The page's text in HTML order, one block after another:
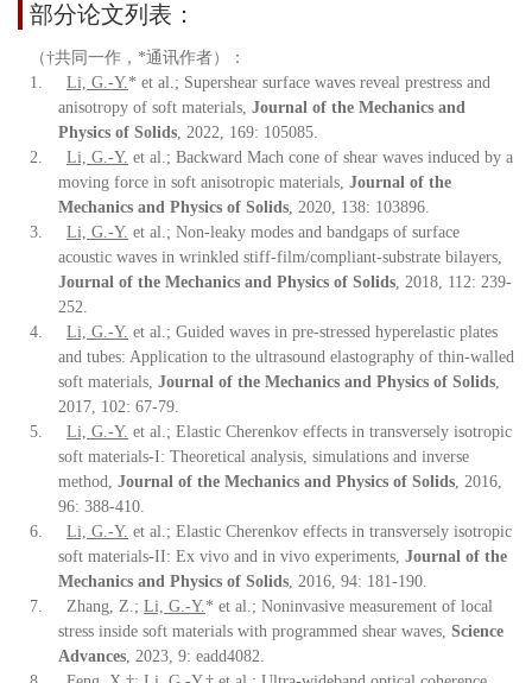
部分论文列表：
（†共同一作，*通讯作者）：
1. Li, G.-Y.* et al.; Supershear surface waves reveal prestress and
anisotropy of soft materials, Journal of the Mechanics and
Physics of Solids, 2022, 169: 105085.
2. Li, G.-Y. et al.; Backward Mach cone of shear waves induced by a
moving force in soft anisotropic materials, Journal of the
Mechanics and Physics of Solids, 2020, 138: 103896.
3. Li, G.-Y. et al.; Non-leaky modes and bandgaps of surface
acoustic waves in wrinkled stiff-film/compliant-substrate bilayers,
Journal of the Mechanics and Physics of Solids, 2018, 112: 239-
252.
4. Li, G.-Y. et al.; Guided waves in pre-stressed hyperelastic plates
and tubes: Application to the ultrasound elastography of thin-walled
soft materials, Journal of the Mechanics and Physics of Solids,
2017, 102: 67-79.
5. Li, G.-Y. et al.; Elastic Cherenkov effects in transversely isotropic
soft materials-I: Theoretical analysis, simulations and inverse
method, Journal of the Mechanics and Physics of Solids, 2016,
96: 388-410.
6. Li, G.-Y. et al.; Elastic Cherenkov effects in transversely isotropic
soft materials-II: Ex vivo and in vivo experiments, Journal of the
Mechanics and Physics of Solids, 2016, 94: 181-190.
7. Zhang, Z.; Li, G.-Y.* et al.; Noninvasive measurement of local
stress inside soft materials with programmed shear waves, Science
Advances, 2023, 9: eadd4082.